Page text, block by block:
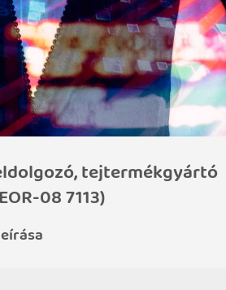
tejtermékgyártó
08 7113)